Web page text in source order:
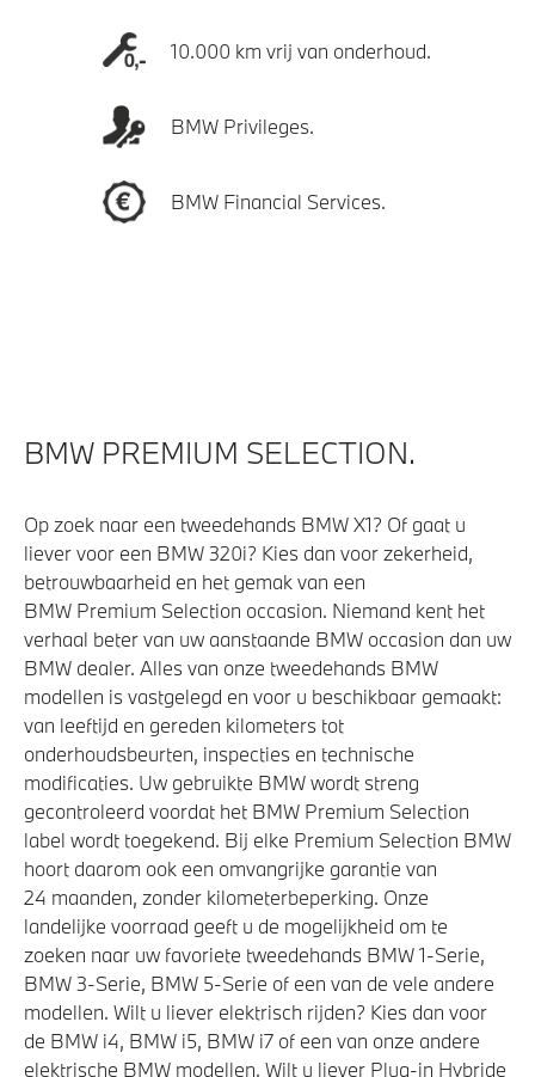
10.000 km vrij van onderhoud.
BMW Privileges.
BMW Financial Services.
BMW PREMIUM SELECTION.
Op zoek naar een tweedehands BMW X1? Of gaat u
liever voor een BMW 320i? Kies dan voor zekerheid,
betrouwbaarheid en het gemak van een
BMW Premium Selection occasion. Niemand kent het
verhaal beter van uw aanstaande BMW occasion dan uw
BMW dealer. Alles van onze tweedehands BMW
modellen is vastgelegd en voor u beschikbaar gemaakt:
van leeftijd en gereden kilometers tot
onderhoudsbeurten, inspecties en technische
modificaties. Uw gebruikte BMW wordt streng
gecontroleerd voordat het BMW Premium Selection
label wordt toegekend. Bij elke Premium Selection BMW
hoort daarom ook een omvangrijke garantie van
24 maanden, zonder kilometerbeperking. Onze
landelijke voorraad geeft u de mogelijkheid om te
zoeken naar uw favoriete tweedehands BMW 1-Serie,
BMW 3-Serie, BMW 5-Serie of een van de vele andere
modellen. Wilt u liever elektrisch rijden? Kies dan voor
de BMW i4, BMW i5, BMW i7 of een van onze andere
elektrische BMW modellen. Wilt u liever Plug-in Hybride